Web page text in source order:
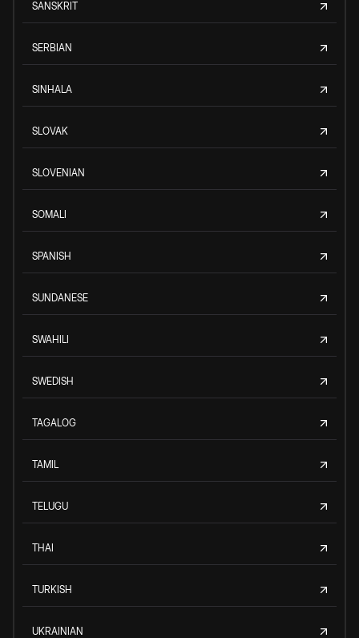
SANSKRIT
SERBIAN
SINHALA
SLOVAK
SLOVENIAN
SOMALI
SPANISH
SUNDANESE
SWAHILI
SWEDISH
TAGALOG
TAMIL
TELUGU
THAI
TURKISH
UKRAINIAN